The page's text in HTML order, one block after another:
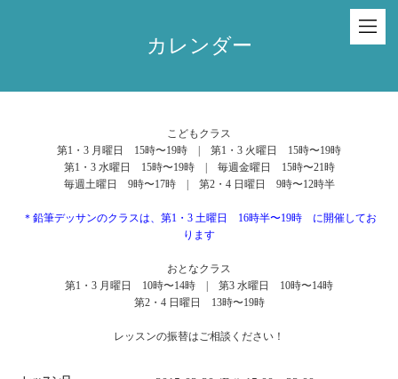
カレンダー
こどもクラス
第1・3 月曜日 15時〜19時 | 第1・3 火曜日 15時〜19時
第1・3 水曜日 15時〜19時 | 毎週金曜日 15時〜21時
毎週土曜日 9時〜17時 | 第2・4 日曜日 9時〜12時半
＊鉛筆デッサンのクラスは、第1・3 土曜日 16時半〜19時 に開催してお
ります
おとなクラス
第1・3 月曜日 10時〜14時 | 第3 水曜日 10時〜14時
第2・4 日曜日 13時〜19時
レッスンの振替はご相談ください！